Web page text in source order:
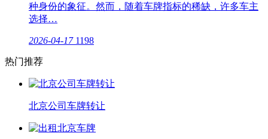
种身份的象征。然而，随着车牌指标的稀缺，许多车主
选择…
2026-04-17 1198
热门推荐
北京公司车牌转让